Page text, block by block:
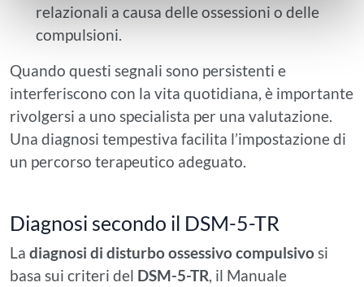
relazionali a causa delle ossessioni o delle
compulsioni.
Quando questi segnali sono persistenti e
interferiscono con la vita quotidiana, è importante
rivolgersi a uno specialista per una valutazione.
Una diagnosi tempestiva facilita l’impostazione di
un percorso terapeutico adeguato.
Diagnosi secondo il DSM-5-TR
La diagnosi di disturbo ossessivo compulsivosi
basa sui criteri del DSM-5-TR, il Manuale